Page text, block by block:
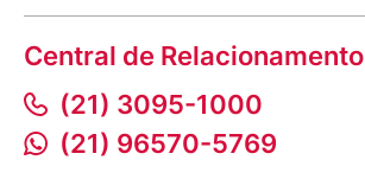
Aniversário Venancio 2025
Dúvidas frequentes
Prazos e entregas
Bioimpedância Gratuita
VClube - Programa de fidelidade
Fale com o farmacêutico
Fale conosco
Procon RJ
Saúde na praça
Central de Relacionamento
(21) 3095-1000
(21) 96570-5769